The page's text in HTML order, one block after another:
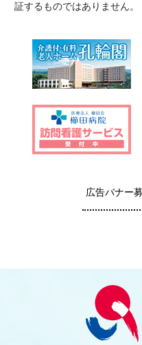
証するものではありません。
広告バナー